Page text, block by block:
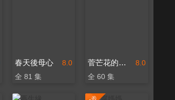
8.0
春天後母心
全 81 集
8.0
菅芒花的春天
全 60 集